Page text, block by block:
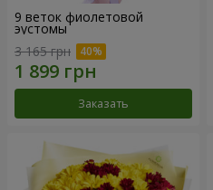
9 веток фиолетовой
эустомы
3 165 грн
Заказать